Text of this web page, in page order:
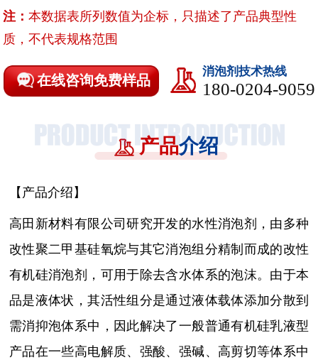
注：本数据表所列数值为企标，只描述了产品典型性
质，不代表规格范围
在线咨询免费样品
消泡剂技术热线
180-0204-9059
产品介绍
【产品介绍】
高田新材料有限公司研究开发的水性消泡剂，由多种
改性聚二甲基硅氧烷与其它消泡组分精制而成的改性
有机硅消泡剂，可用于除去含水体系的泡沫。由于本
品是液体状，其活性组分是通过液体载体添加分散到
需消抑泡体系中，因此解决了一般普通有机硅乳液型
产品在一些高电解质、强酸、强碱、高剪切等体系中